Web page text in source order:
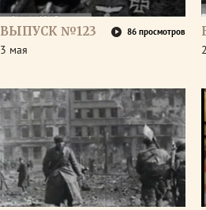
ВЫПУСК №123 86 просмотров
3 мая